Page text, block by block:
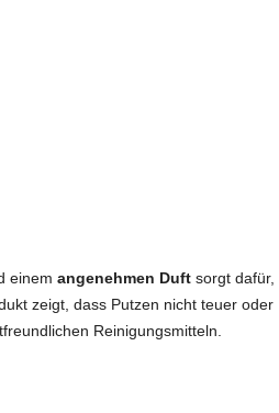
einem angenehmen Duftsorgt dafür,
zeigt, dass Putzen nicht teuer oder
Reinigungsmitteln.